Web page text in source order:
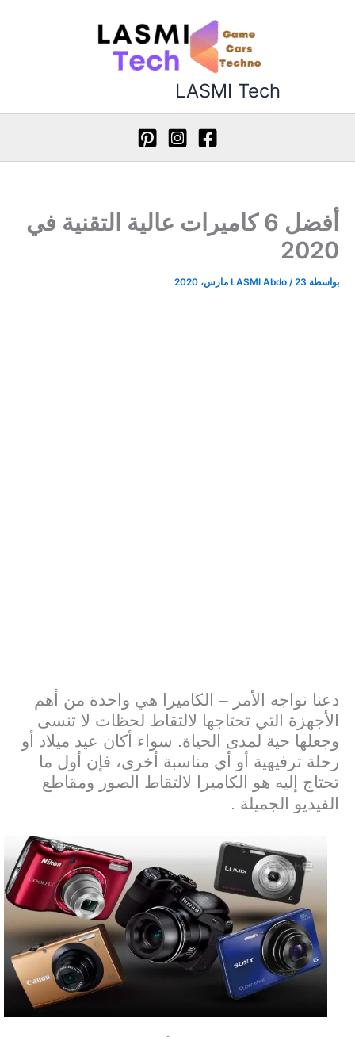
LASMI Tech
أفضل 6 كاميرات عالية التقنية في
2020
بواسطة LASMI Abdo/23 مارس، 2020
دعنا نواجه الأمر – الكاميرا هي واحدة من أهم
الأجهزة التي تحتاجها لالتقاط لحظات لا تنسى
وجعلها حية لمدى الحياة. سواء أكان عيد ميلاد أو
رحلة ترفيهية أو أي مناسبة أخرى، فإن أول ما
تحتاج إليه هو الكاميرا لالتقاط الصور ومقاطع
الفيديو الجميلة .